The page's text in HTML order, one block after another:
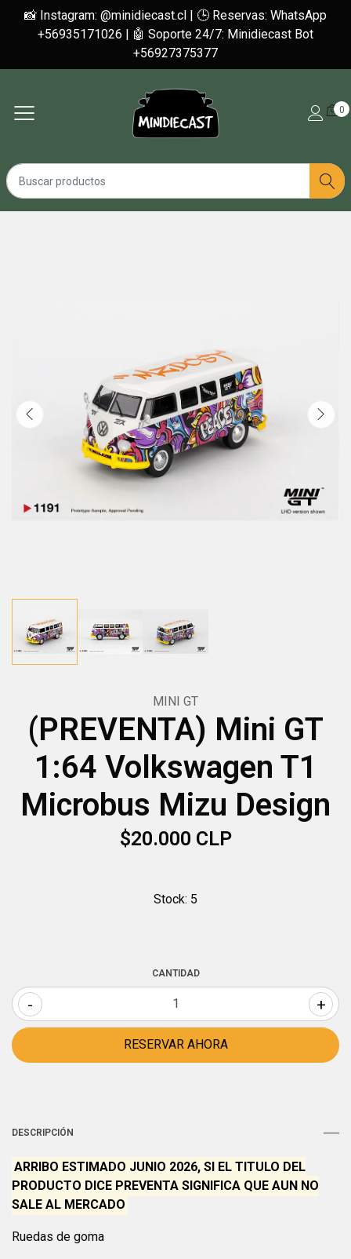
📸 Instagram: @minidiecast.cl | 🕒 Reservas: WhatsApp
+56935171026 | 🤖 Soporte 24/7: Minidiecast Bot
+56927375377
0
MINI GT
(PREVENTA) Mini GT
1:64 Volkswagen T1
Microbus Mizu Design
$20.000 CLP
Stock: 5
CANTIDAD
- +
DESCRIPCIÓN
ARRIBO ESTIMADO JUNIO 2026, SI EL TITULO DEL
PRODUCTO DICE PREVENTA SIGNIFICA QUE AUN NO
SALE AL MERCADO
Ruedas de goma